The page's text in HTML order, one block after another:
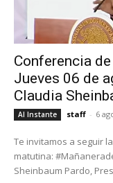
Conferencia
Jueves 06 de
Claudia
Al Instante staff - 6
Te invitamos a seguir
matutina:
Sheinbaum Pardo,